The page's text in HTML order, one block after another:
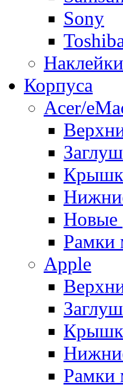
Sony
Наклейки
Корпуса
Acer/
Новые
Рамки
Apple
Рамки